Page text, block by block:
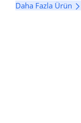
Daha Fazla Ürün